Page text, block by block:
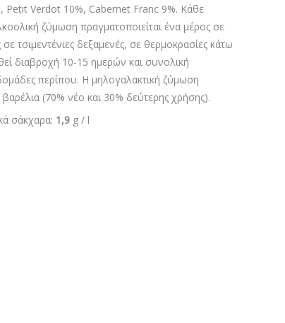
Verdot 10%, Cabernet Franc 9%. Κάθε
ζύμωση πραγματοποιείται ένα μέρος σε
τσιμεντένιες δεξαμενές, σε θερμοκρασίες κάτω
διαβροχή 10-15 ημερών και συνολική
περίπου. Η μηλογαλακτική ζύμωση
(70% νέο και 30% δεύτερης χρήσης).
σάκχαρα: 1,9 g / l